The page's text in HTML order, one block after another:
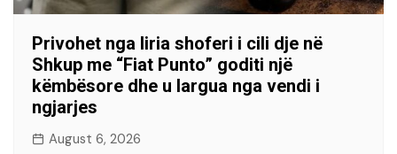
Privohet nga liria shoferi i cili dje në
Shkup me “Fiat Punto” goditi një
këmbësore dhe u largua nga vendi i
ngjarjes
August 6, 2026